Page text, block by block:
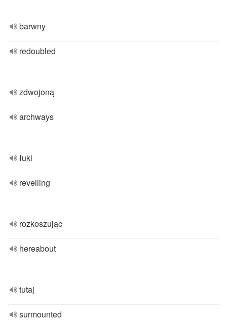
barwny
redoubled
zdwojoną
archways
łuki
revelling
rozkoszując
hereabout
tutaj
surmounted